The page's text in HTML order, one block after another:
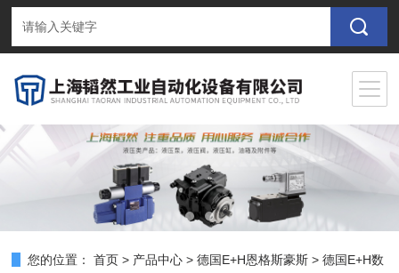
您的位置： 首页 > 产品中心 >德国E+H恩格斯豪斯 >德国E+H数